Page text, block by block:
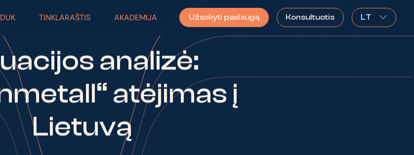
DUK TINKLARAŠTIS AKADEMIJA Užsakyti paslaugą Konsultuotis LT
analizė:
atėjimas į
Lietuvą